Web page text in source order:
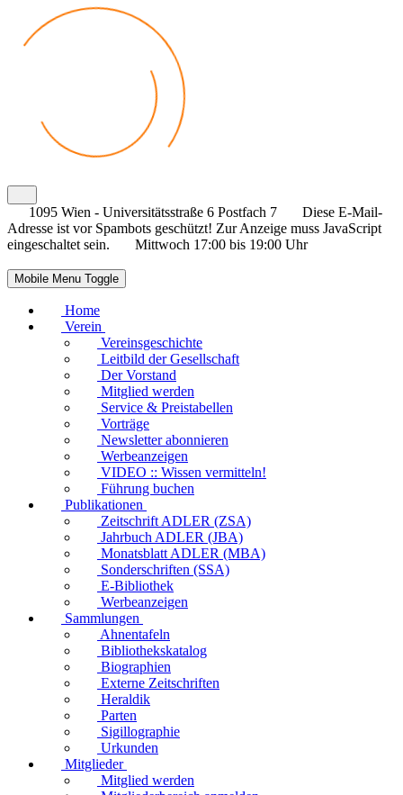
1095 Wien - Universitätsstraße 6 Postfach 7
Diese E-Mail-
Adresse ist vor Spambots geschützt! Zur Anzeige muss JavaScript
eingeschaltet sein.
Mittwoch 17:00 bis 19:00 Uhr
Mobile Menu Toggle
Home
Verein
Vereinsgeschichte
Leitbild der Gesellschaft
Der Vorstand
Mitglied werden
Service & Preistabellen
Vorträge
Newsletter abonnieren
Werbeanzeigen
VIDEO :: Wissen vermitteln!
Führung buchen
Publikationen
Zeitschrift ADLER (ZSA)
Jahrbuch ADLER (JBA)
Monatsblatt ADLER (MBA)
Sonderschriften (SSA)
E-Bibliothek
Werbeanzeigen
Sammlungen
Ahnentafeln
Bibliothekskatalog
Biographien
Externe Zeitschriften
Heraldik
Parten
Sigillographie
Urkunden
Mitglieder
Mitglied werden